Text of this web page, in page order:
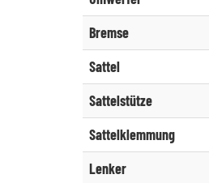
Bremse
Sattel
Sattelstütze
Sattelklemmung
Lenker